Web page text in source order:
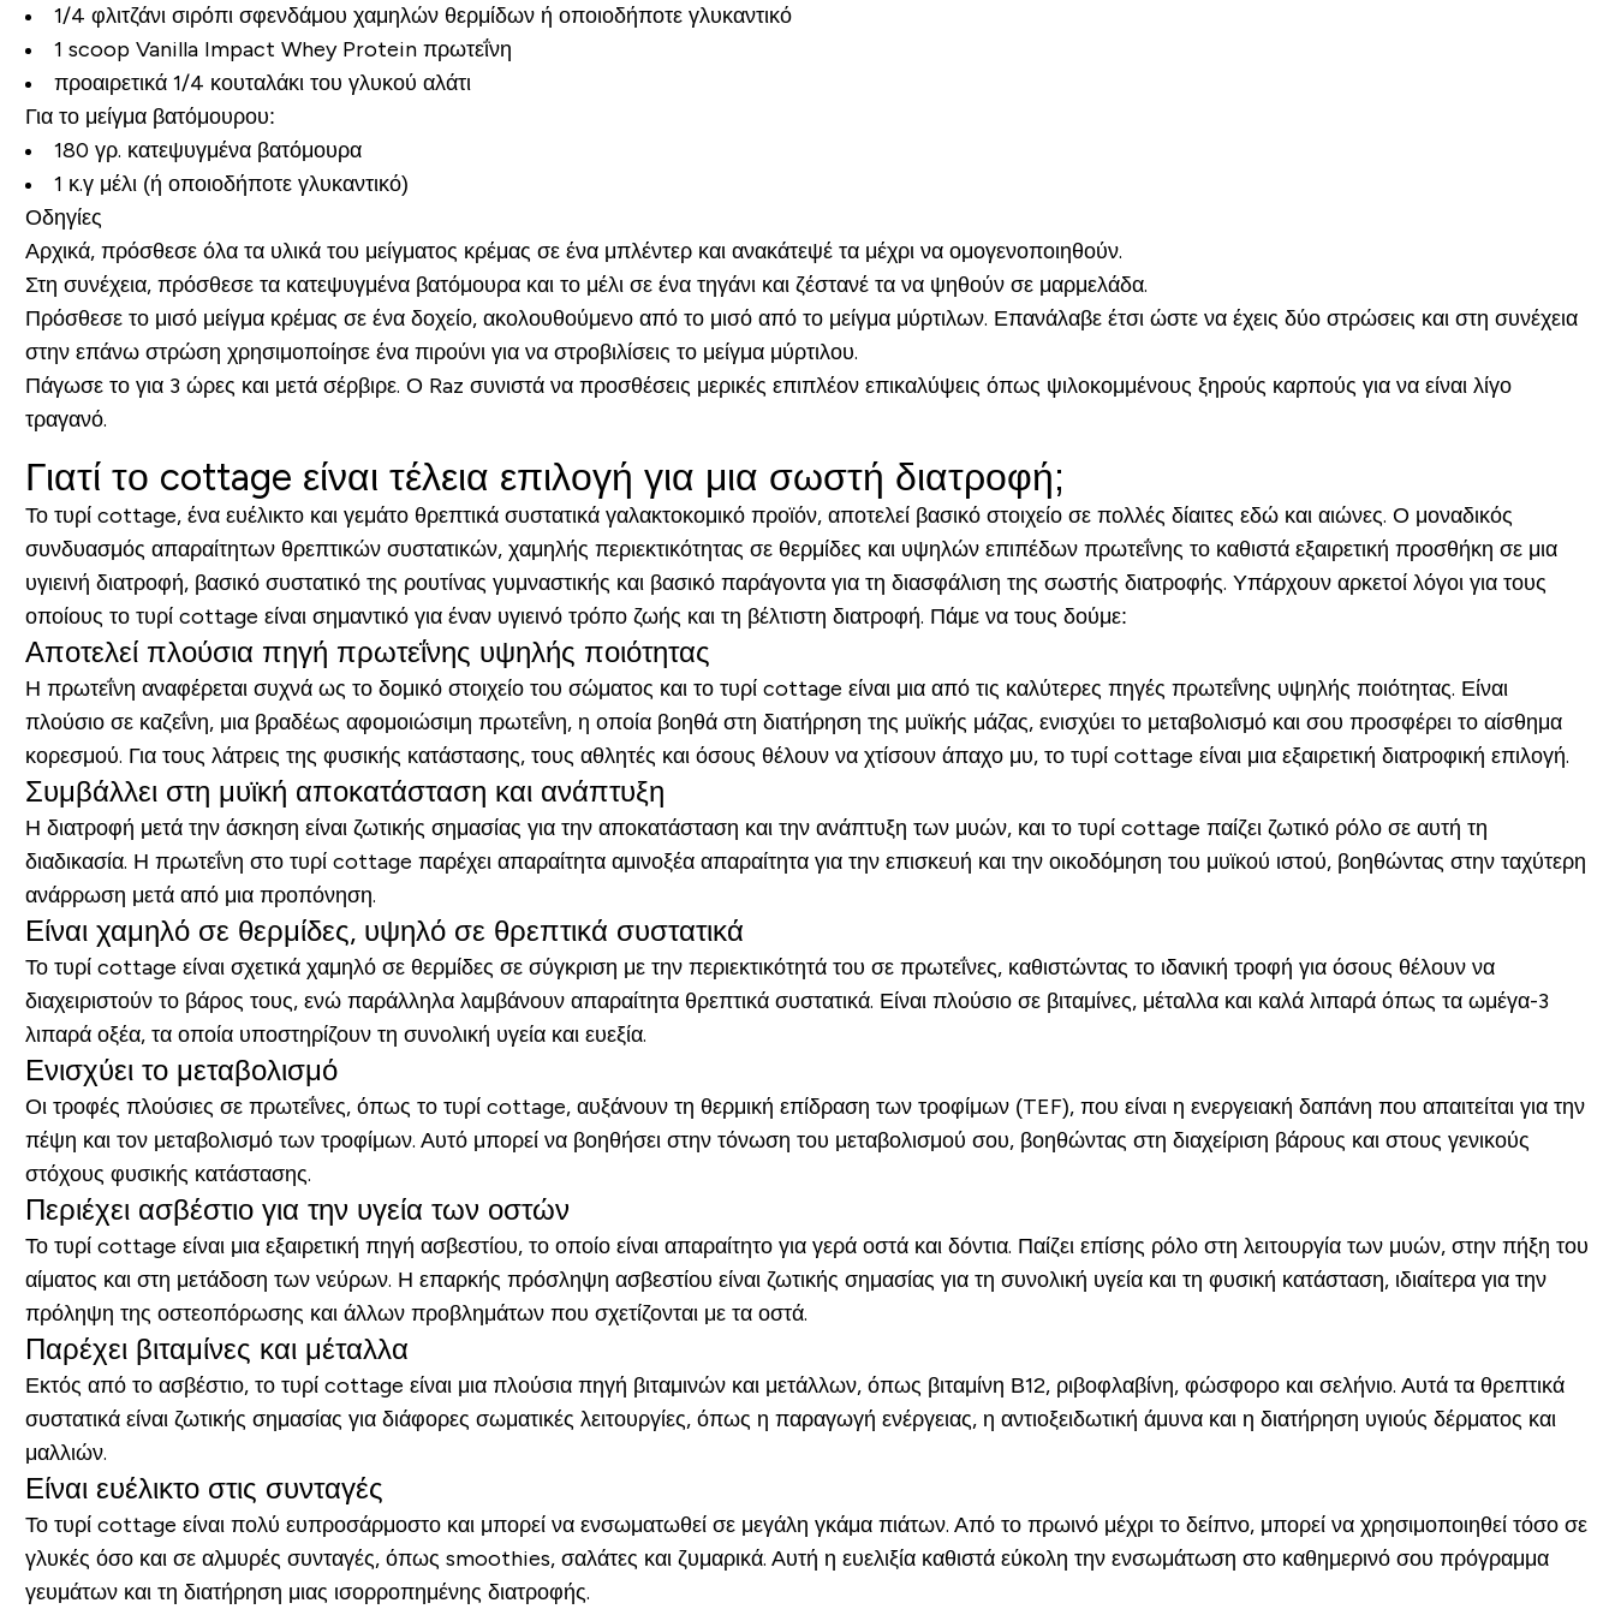
1/4 φλιτζάνι σιρόπι σφενδάμου χαμηλών θερμίδων ή οποιοδήποτε γλυκαντικό
1 scoop Vanilla Impact Whey Protein πρωτεΐνη
προαιρετικά 1/4 κουταλάκι του γλυκού αλάτι
Για το μείγμα βατόμουρου:
180 γρ. κατεψυγμένα βατόμουρα
1 κ.γ μέλι (ή οποιοδήποτε γλυκαντικό)
Οδηγίες
Αρχικά, πρόσθεσε όλα τα υλικά του μείγματος κρέμας σε ένα μπλέντερ και ανακάτεψέ τα μέχρι να ομογενοποιηθούν.
Στη συνέχεια, πρόσθεσε τα κατεψυγμένα βατόμουρα και το μέλι σε ένα τηγάνι και ζέστανέ τα να ψηθούν σε μαρμελάδα.
Πρόσθεσε το μισό μείγμα κρέμας σε ένα δοχείο, ακολουθούμενο από το μισό από το μείγμα μύρτιλων. Επανάλαβε έτσι ώστε να έχεις δύο στρώσεις και στη συνέχεια
στην επάνω στρώση χρησιμοποίησε ένα πιρούνι για να στροβιλίσεις το μείγμα μύρτιλου.
Πάγωσε το για 3 ώρες και μετά σέρβιρε. Ο Raz συνιστά να προσθέσεις μερικές επιπλέον επικαλύψεις όπως ψιλοκομμένους ξηρούς καρπούς για να είναι λίγο
τραγανό.
Γιατί το cottage είναι τέλεια επιλογή για μια σωστή διατροφή;
Το τυρί cottage, ένα ευέλικτο και γεμάτο θρεπτικά συστατικά γαλακτοκομικό προϊόν, αποτελεί βασικό στοιχείο σε πολλές δίαιτες εδώ και αιώνες. Ο μοναδικός
συνδυασμός απαραίτητων θρεπτικών συστατικών, χαμηλής περιεκτικότητας σε θερμίδες και υψηλών επιπέδων πρωτεΐνης το καθιστά εξαιρετική προσθήκη σε μια
υγιεινή διατροφή, βασικό συστατικό της ρουτίνας γυμναστικής και βασικό παράγοντα για τη διασφάλιση της σωστής διατροφής. Υπάρχουν αρκετοί λόγοι για τους
οποίους το τυρί cottage είναι σημαντικό για έναν υγιεινό τρόπο ζωής και τη βέλτιστη διατροφή. Πάμε να τους δούμε:
Αποτελεί πλούσια πηγή πρωτεΐνης υψηλής ποιότητας
Η πρωτεΐνη αναφέρεται συχνά ως το δομικό στοιχείο του σώματος και το τυρί cottage είναι μια από τις καλύτερες πηγές πρωτεΐνης υψηλής ποιότητας. Είναι
πλούσιο σε καζεΐνη, μια βραδέως αφομοιώσιμη πρωτεΐνη, η οποία βοηθά στη διατήρηση της μυϊκής μάζας, ενισχύει το μεταβολισμό και σου προσφέρει το αίσθημα
κορεσμού. Για τους λάτρεις της φυσικής κατάστασης, τους αθλητές και όσους θέλουν να χτίσουν άπαχο μυ, το τυρί cottage είναι μια εξαιρετική διατροφική επιλογή.
Συμβάλλει στη μυϊκή αποκατάσταση και ανάπτυξη
Η διατροφή μετά την άσκηση είναι ζωτικής σημασίας για την αποκατάσταση και την ανάπτυξη των μυών, και το τυρί cottage παίζει ζωτικό ρόλο σε αυτή τη
διαδικασία. Η πρωτεΐνη στο τυρί cottage παρέχει απαραίτητα αμινοξέα απαραίτητα για την επισκευή και την οικοδόμηση του μυϊκού ιστού, βοηθώντας στην ταχύτερη
ανάρρωση μετά από μια προπόνηση.
Είναι χαμηλό σε θερμίδες, υψηλό σε θρεπτικά συστατικά
Το τυρί cottage είναι σχετικά χαμηλό σε θερμίδες σε σύγκριση με την περιεκτικότητά του σε πρωτεΐνες, καθιστώντας το ιδανική τροφή για όσους θέλουν να
διαχειριστούν το βάρος τους, ενώ παράλληλα λαμβάνουν απαραίτητα θρεπτικά συστατικά. Είναι πλούσιο σε βιταμίνες, μέταλλα και καλά λιπαρά όπως τα ωμέγα-3
λιπαρά οξέα, τα οποία υποστηρίζουν τη συνολική υγεία και ευεξία.
Ενισχύει το μεταβολισμό
Οι τροφές πλούσιες σε πρωτεΐνες, όπως το τυρί cottage, αυξάνουν τη θερμική επίδραση των τροφίμων (TEF), που είναι η ενεργειακή δαπάνη που απαιτείται για την
πέψη και τον μεταβολισμό των τροφίμων. Αυτό μπορεί να βοηθήσει στην τόνωση του μεταβολισμού σου, βοηθώντας στη διαχείριση βάρους και στους γενικούς
στόχους φυσικής κατάστασης.
Περιέχει ασβέστιο για την υγεία των οστών
Το τυρί cottage είναι μια εξαιρετική πηγή ασβεστίου, το οποίο είναι απαραίτητο για γερά οστά και δόντια. Παίζει επίσης ρόλο στη λειτουργία των μυών, στην πήξη του
αίματος και στη μετάδοση των νεύρων. Η επαρκής πρόσληψη ασβεστίου είναι ζωτικής σημασίας για τη συνολική υγεία και τη φυσική κατάσταση, ιδιαίτερα για την
πρόληψη της οστεοπόρωσης και άλλων προβλημάτων που σχετίζονται με τα οστά.
Παρέχει βιταμίνες και μέταλλα
Εκτός από το ασβέστιο, το τυρί cottage είναι μια πλούσια πηγή βιταμινών και μετάλλων, όπως βιταμίνη Β12, ριβοφλαβίνη, φώσφορο και σελήνιο. Αυτά τα θρεπτικά
συστατικά είναι ζωτικής σημασίας για διάφορες σωματικές λειτουργίες, όπως η παραγωγή ενέργειας, η αντιοξειδωτική άμυνα και η διατήρηση υγιούς δέρματος και
μαλλιών.
Είναι ευέλικτο στις συνταγές
Το τυρί cottage είναι πολύ ευπροσάρμοστο και μπορεί να ενσωματωθεί σε μεγάλη γκάμα πιάτων. Από το πρωινό μέχρι το δείπνο, μπορεί να χρησιμοποιηθεί τόσο σε
γλυκές όσο και σε αλμυρές συνταγές, όπως smoothies, σαλάτες και ζυμαρικά. Αυτή η ευελιξία καθιστά εύκολη την ενσωμάτωση στο καθημερινό σου πρόγραμμα
γευμάτων και τη διατήρηση μιας ισορροπημένης διατροφής.